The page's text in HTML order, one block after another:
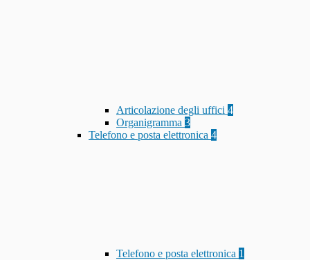
Articolazione degli uffici 4
Organigramma 3
Telefono e posta elettronica 4
Telefono e posta elettronica 1